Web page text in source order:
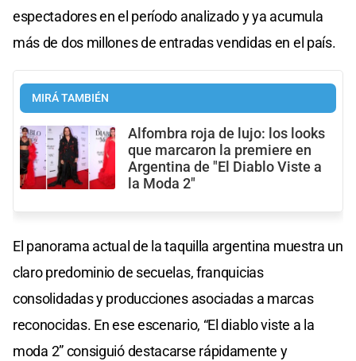
espectadores en el período analizado y ya acumula
más de dos millones de entradas vendidas en el país.
MIRÁ TAMBIÉN
Alfombra roja de lujo: los looks
que marcaron la premiere en
Argentina de "El Diablo Viste a
la Moda 2"
El panorama actual de la taquilla argentina muestra un
claro predominio de secuelas, franquicias
consolidadas y producciones asociadas a marcas
reconocidas. En ese escenario, “El diablo viste a la
moda 2” consiguió destacarse rápidamente y